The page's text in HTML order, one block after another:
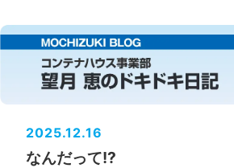
2025.12.16
なんだって!?